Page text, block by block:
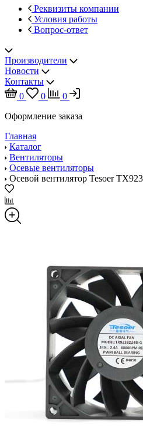
Реквизиты компании
Условия работы
Вопрос-ответ
Производители
Новости
Контакты
0
0
0
Оформление заказа
Главная
Каталог
Вентиляторы
Осевые вентиляторы
Осевой вентилятор Tesoer